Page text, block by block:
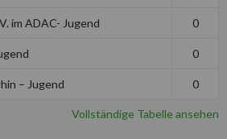
im ADAC- Jugend 0
0
– Jugend 0
Vollständige Tabelle ansehen